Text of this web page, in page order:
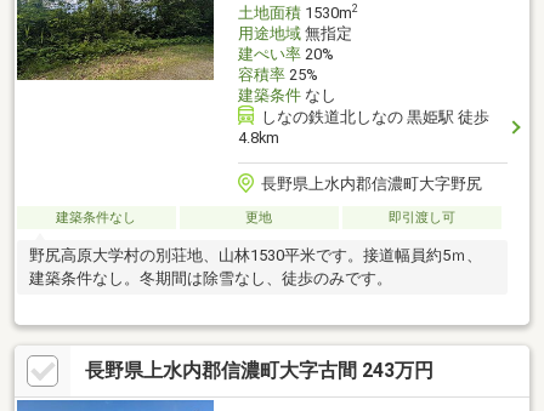
土地面積1530m2
用途地域無指定
建ぺい率20%
容積率25%
建築条件なし
しなの鉄道北しなの 黒姫駅 徒歩
4.8km
長野県上水内郡信濃町大字野尻
建築条件なし 更地 即引渡し可
野尻高原大学村の別荘地、山林1530平米です。接道幅員約5ｍ、
建築条件なし。冬期間は除雪なし、徒歩のみです。
長野県上水内郡信濃町大字古間 243万円